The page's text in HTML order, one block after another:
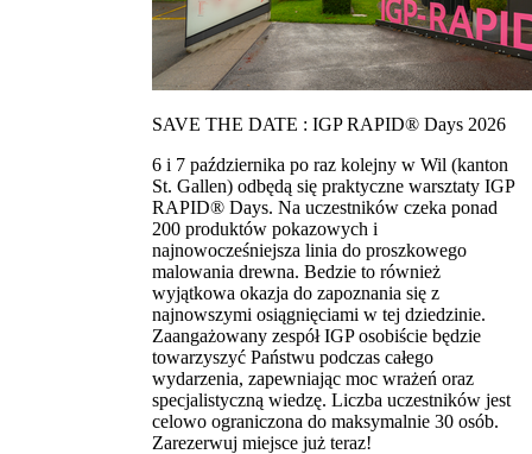
SAVE THE DATE : IGP RAPID® Days 2026
6 i 7 października po raz kolejny w Wil (kanton
St. Gallen) odbędą się praktyczne warsztaty IGP
RAPID® Days. Na uczestników czeka ponad
200 produktów pokazowych i
najnowocześniejsza linia do proszkowego
malowania drewna. Bedzie to również
wyjątkowa okazja do zapoznania się z
najnowszymi osiągnięciami w tej dziedzinie.
Zaangażowany zespół IGP osobiście będzie
towarzyszyć Państwu podczas całego
wydarzenia, zapewniając moc wrażeń oraz
specjalistyczną wiedzę. Liczba uczestników jest
celowo ograniczona do maksymalnie 30 osób.
Zarezerwuj miejsce już teraz!